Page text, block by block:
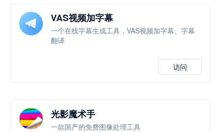
VAS视频加字幕
一个在线字幕生成工具，VAS视频加字幕、字幕
翻译
访问
光影魔术手
一款国产的免费图像处理工具